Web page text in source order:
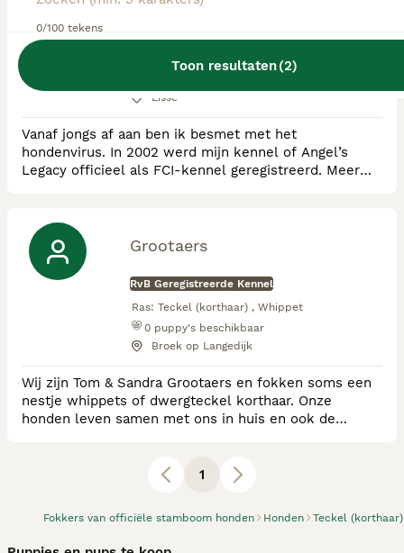
0/100 tekens
Toon resultaten(2)
Fokkers van officiële stamboom honden Honden Teckel (korthaar)
Teckel (korthaar) , Teckel (langhaar)
Lisse
Vanaf jongs af aan ben ik besmet met het
hondenvirus. In 2002 werd mijn kennel of Angel’s
Legacy officieel als FCI‑kennel geregistreerd. Meer
volledig bij de teckels, vooral uit piebald‑ en
cream‑importlijnen. Ik fok niet meer dan twee nesten
per jaar, zodat ik elke pup de juiste aandacht en
opvoedi
Grootaers
RvB Geregistreerde Kennel
Ras: Teckel (korthaar) , Whippet
0 puppy's beschikbaar
Broek op Langedijk
Wij zijn Tom & Sandra Grootaers en fokken soms een
nestje whippets of dwergteckel korthaar. Onze
honden leven samen met ons in huis en ook de
sociale en blije pups groot te brengen.
1